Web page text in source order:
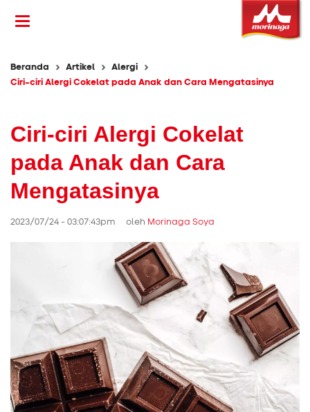
Beranda Artikel
Alergi
Ciri-ciri Alergi Cokelat pada Anak dan Cara Mengatasinya
Ciri-ciri Alergi Cokelat
pada Anak dan Cara
Mengatasinya
2023/07/24 - 03:07:43pm oleh Morinaga Soya